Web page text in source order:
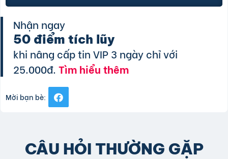
Nhận ngay
50 điểm tích lũy
khi nâng cấp tin VIP 3 ngày chỉ với
25.000đ.Tìm hiểu thêm
Mời bạn bè:
CÂU HỎI THƯỜNG GẶP